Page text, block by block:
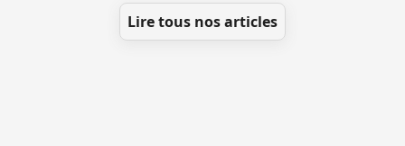
Lire tous nos articles